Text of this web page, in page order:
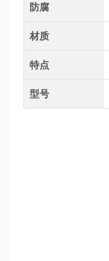
防腐
材质
特点
型号